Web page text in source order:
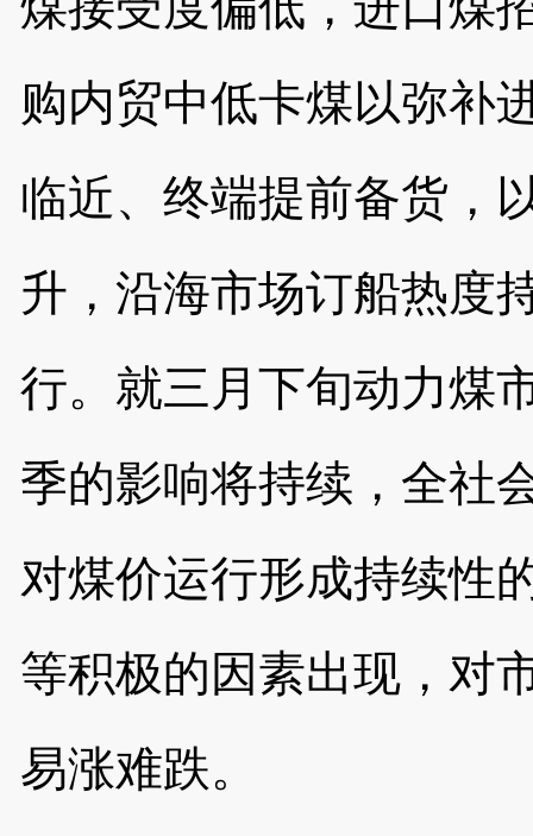
购内贸中低卡煤以弥补
临近、终端提前备货，
升，沿海市场订船热度
行。就三月下旬动力煤
季的影响将持续，全社
对煤价运行形成持续性
等积极的因素出现，对
易涨难跌。